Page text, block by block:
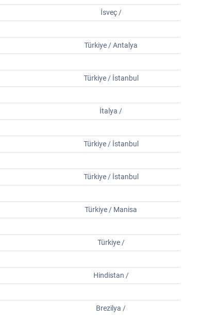
İsveç /
Türkiye / Antalya
Türkiye / İstanbul
İtalya /
Türkiye / İstanbul
Türkiye / İstanbul
Türkiye / Manisa
Türkiye /
Hindistan /
Brezilya /